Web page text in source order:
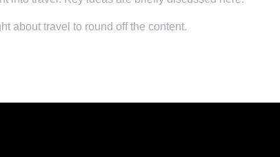
about travel to round off the content.